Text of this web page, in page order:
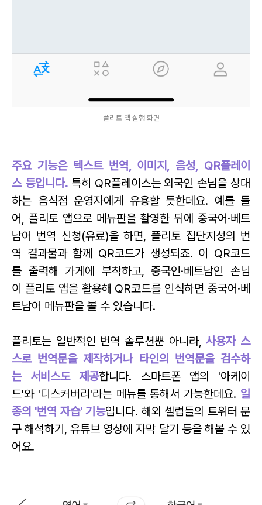
플리토 앱 실행 화면
주요 기능은 텍스트 번역, 이미지, 음성, QR플레이
스 등입니다. 특히 QR플레이스는 외국인 손님을 상대
하는 음식점 운영자에게 유용할 듯한데요. 예를 들
어, 플리토 앱으로 메뉴판을 촬영한 뒤에 중국어·베트
남어 번역 신청(유료)을 하면, 플리토 집단지성의 번
역 결과물과 함께 QR코드가 생성되죠. 이 QR코드
를 출력해 가게에 부착하고, 중국인·베트남인 손님
이 플리토 앱을 활용해 QR코드를 인식하면 중국어·베
트남어 메뉴판을 볼 수 있습니다.
플리토는 일반적인 번역 솔루션뿐 아니라,사용자 스
스로 번역문을 제작하거나 타인의 번역문을 검수하
는 서비스도 제공합니다. 스마트폰 앱의 '아케이
드'와 '디스커버리'라는 메뉴를 통해서 가능한데요. 일
종의 '번역 자습' 기능입니다. 해외 셀럽들의 트위터 문
구 해석하기, 유튜브 영상에 자막 달기 등을 해볼 수 있
어요.